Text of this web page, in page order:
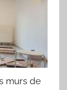
murs de